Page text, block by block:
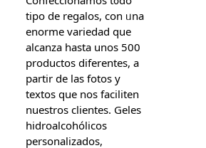
tipо de regalos, con ᥙna
enorme variedad ԛue
alcanza hasta unos 500
productos diferentes, a
partir de las fotos y
textos ԛue nos faciliten
nuestros clientes. Geles
hidroalcohólicos
personalizados,